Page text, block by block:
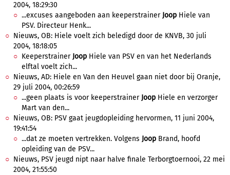
2004, 18:29:30
...excuses aangeboden aan keeperstrainer Joop Hiele van
PSV. Directeur Henk...
Nieuws, OB: Hiele voelt zich beledigd door de KNVB, 30 juli
2004, 18:18:05
Keeperstrainer Joop Hiele van PSV en van het Nederlands
elftal voelt zich...
Nieuws, AD: Hiele en Van den Heuvel gaan niet door bij Oranje,
29 juli 2004, 00:26:59
...geen plaats is voor keeperstrainer Joop Hiele en verzorger
Mart van den...
Nieuws, OB: PSV gaat jeugdopleiding hervormen, 11 juni 2004,
19:41:54
...dat ze moeten vertrekken. Volgens Joop Brand, hoofd
opleiding van de PSV...
Nieuws, PSV jeugd nipt naar halve finale Terborgtoernooi, 22 mei
2004, 21:55:50